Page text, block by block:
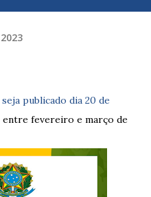
publicado dia 20 de
entre fevereiro e março de